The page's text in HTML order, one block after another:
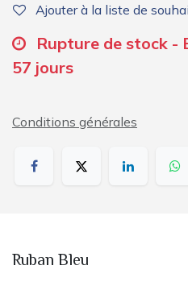
Ajouter à la liste de
Rupture de stock -
57 jours
Conditions générales
Ruban Bleu